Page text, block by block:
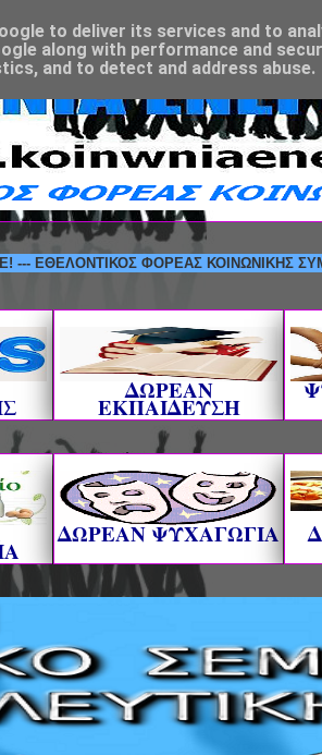
ΦΟΡΕΑΣ ΚΟΙΝΩΝΙΚΗΣ
ΔΩΡΕΑΝ
ΕΚΠΑΙΔΕΥΣΗ
ΔΩΡΕΑΝ ΨΥΧΑΓΩΓΙΑ
to deliver its services and to
along with performance and
and to detect and address abuse.